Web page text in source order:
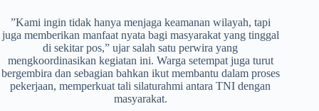
‎‎”Kami ingin tidak hanya menjaga keamanan wilayah, tapi
juga memberikan manfaat nyata bagi masyarakat yang tinggal
di sekitar pos,” ujar salah satu perwira yang
mengkoordinasikan kegiatan ini. Warga setempat juga turut
bergembira dan sebagian bahkan ikut membantu dalam proses
pekerjaan, memperkuat tali silaturahmi antara TNI dengan
masyarakat.